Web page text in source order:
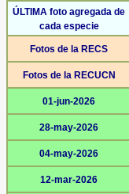
ÚLTIMA foto agregada de
cada especie
Fotos de la RECS
Fotos de la RECUCN
01-jun-2026
28-may-2026
04-may-2026
12-mar-2026